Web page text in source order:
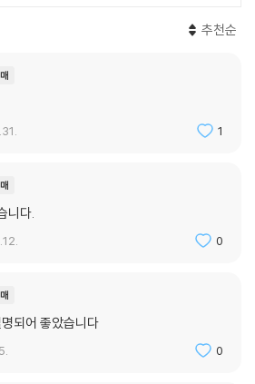
추천순
1
니다.
0
되어 좋았습니다
0